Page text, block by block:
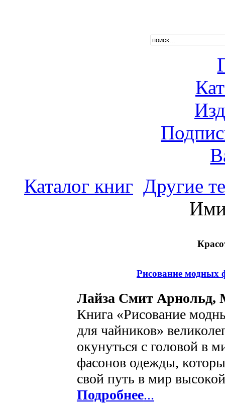
Каталог книг Другие
Рисование модных
Лайза Смит Арнольд,
Книга «Рисование
для чайников»
окунуться с головой в
фасонов одежды,
свой путь в мир
Подробнее...